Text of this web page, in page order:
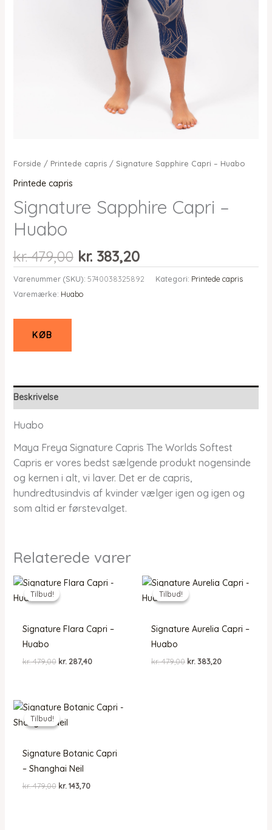
Forside / Printede capris/ Signature Sapphire Capri – Huabo
Printede capris
Signature Sapphire Capri –
Huabo
kr.479,00 Den
oprindelige
pris
var:
kr.383,20Den
aktuelle
pris
Varenummer (SKU): 5740038325892 Kategori: Printede capris
Varemærke: Huabo
KØB
Beskrivelse
Huabo
Maya Freya Signature Capris The Worlds Softest
Capris er vores bedst sælgende produkt nogensinde
og kernen i alt, vi laver. Det er de capris,
hundredtusindvis af kvinder vælger igen og igen og
som altid er førstevalget.
Relaterede varer
Tilbud!
Tilbud!
Signature Flara Capri –
Huabo
kr.479,00 Den
kr. 287,40Den
Tilbud!
Tilbud!
Signature Aurelia Capri –
Huabo
kr.479,00 Den
kr. 383,20Den
Tilbud!
Tilbud!
Signature Botanic Capri
– Shanghai Neil
kr.479,00 Den
kr.143,70Den